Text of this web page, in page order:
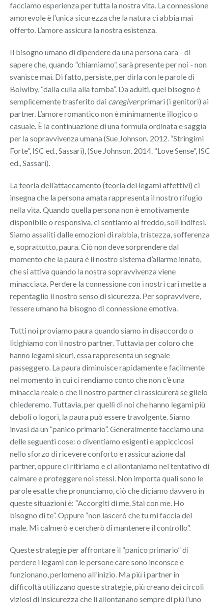
facciamo esperienza per tutta la nostra vita. La connessione
amorevole è l’unica sicurezza che la natura ci abbia mai
offerto. L’amore assicura la nostra esistenza.
Il bisogno umano di dipendere da una persona cara - di
sapere che, quando “chiamiamo”, sarà presente per noi - non
svanisce mai. Di fatto, persiste, per dirla con le parole di
Bolwlby, “dalla culla alla tomba”. Da adulti, quel bisogno è
semplicemente trasferito dai caregiverprimari (i genitori) ai
partner. L’amore romantico non è minimamente illogico o
casuale. È la continuazione di una formula ordinata e saggia
per la sopravvivenza umana (Sue Johnson. 2012. “Stringimi
Forte”, ISC ed., Sassari), (Sue Johnson. 2014. “Love Sense”, ISC
ed., Sassari).
La teoria dell’attaccamento (teoria dei legami affettivi) ci
insegna che la persona amata rappresenta il nostro rifugio
nella vita. Quando quella persona non è emotivamente
disponibile o responsiva, ci sentiamo al freddo, soli indifesi.
Siamo assaliti dalle emozioni di rabbia, tristezza, sofferenza
e, soprattutto, paura. Ciò non deve sorprendere dal
momento che la paura è il nostro sistema d’allarme innato,
che si attiva quando la nostra sopravvivenza viene
minacciata. Perdere la connessione con i nostri cari mette a
repentaglio il nostro senso di sicurezza. Per sopravvivere,
l’essere umano ha bisogno di connessione emotiva.
Tutti noi proviamo paura quando siamo in disaccordo o
litighiamo con il nostro partner. Tuttavia per coloro che
hanno legami sicuri, essa rappresenta un segnale
passeggero. La paura diminuisce rapidamente e facilmente
nel momento in cui ci rendiamo conto che non c’è una
minaccia reale o che il nostro partner ci rassicurerà se glielo
chiederemo. Tuttavia, per quelli di noi che hanno legami più
deboli o logori, la paura può essere travolgente. Siamo
invasi da un “panico primario”. Generalmente facciamo una
delle seguenti cose: o diventiamo esigenti e appiccicosi
nello sforzo di ricevere conforto e rassicurazione dal
partner, oppure ci ritiriamo e ci allontaniamo nel tentativo di
calmare e proteggere noi stessi. Non importa quali sono le
parole esatte che pronunciamo, ciò che diciamo davvero in
queste situazioni è: “Accorgiti di me. Stai con me. Ho
bisogno di te”. Oppure “non lascerò che tu mi faccia del
male. Mi calmerò e cercherò di mantenere il controllo”.
Queste strategie per affrontare il “panico primario” di
perdere i legami con le persone care sono inconsce e
funzionano, perlomeno all’inizio. Ma più i partner in
difficoltà utilizzano queste strategie, più creano dei circoli
viziosi di insicurezza che li allontanano sempre di più l’uno